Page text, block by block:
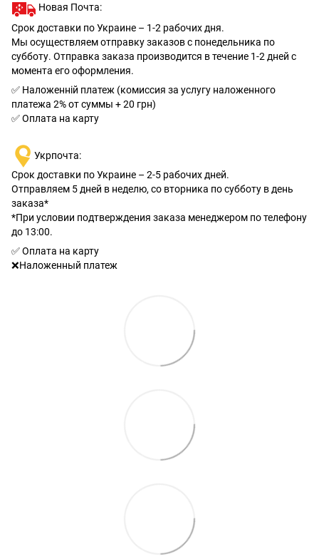
Новая Почта:
Срок доставки по Украине – 1-2 рабочих дня.
Мы осуществляем отправку заказов с понедельника по
субботу. Отправка заказа производится в течение 1-2 дней с
момента его оформления.
✅ Наложенній платеж (комиссия за услугу наложенного
платежа 2% от суммы + 20 грн)
✅ Оплата на карту
Укрпочта:
Срок доставки по Украине – 2-5 рабочих дней.
Отправляем 5 дней в неделю, со вторника по субботу в день
заказа*
*При условии подтверждения заказа менеджером по телефону
до 13:00.
✅ Оплата на карту
❌Наложенный платеж